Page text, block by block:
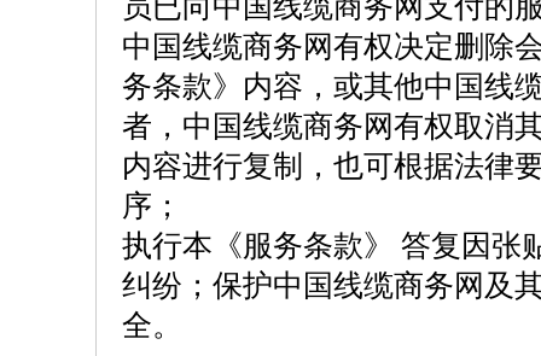
员已向中国线缆商务网支付的
中国线缆商务网有权决定删除
务条款》内容，或其他中国线
者，中国线缆商务网有权取消
内容进行复制，也可根据法律
序；
执行本《服务条款》 答复因张
纠纷；保护中国线缆商务网及
全。